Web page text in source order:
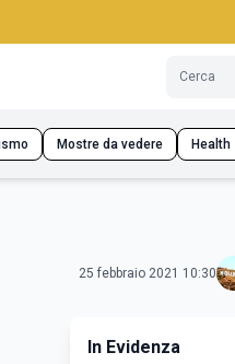
Mostre da vedere Health
25 febbraio 2021 10:30
In Evidenza